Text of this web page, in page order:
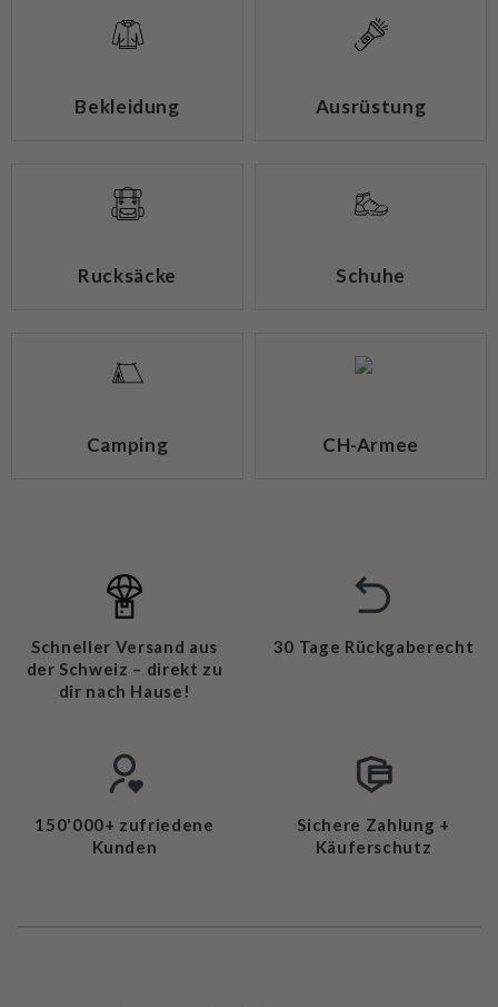
Bekleidung Ausrüstung
Rucksäcke Schuhe
Camping CH-Armee
Schneller Versand aus
der Schweiz – direkt zu
dir nach Hause!
30 Tage Rückgaberecht
150'000+ zufriedene
Kunden
Sichere Zahlung +
Käuferschutz